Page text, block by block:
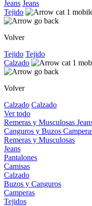
Jeans Jeans
Tejido
Volver
Tejido Tejido
Calzado
Volver
Calzado Calzado
Ver todo
Remeras y Musculosas
Canguros y Buzos
Remeras y Musculosas
Jeans
Pantalones
Camisas
Calzado
Buzos y Canguros
Camperas
Tejidos